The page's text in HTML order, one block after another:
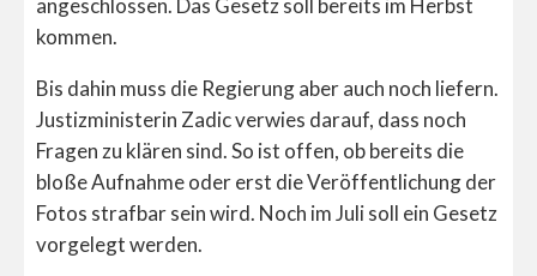
angeschlossen. Das Gesetz soll bereits im Herbst
kommen.
Bis dahin muss die Regierung aber auch noch liefern.
Justizministerin Zadic verwies darauf, dass noch
Fragen zu klären sind. So ist offen, ob bereits die
bloße Aufnahme oder erst die Veröffentlichung der
Fotos strafbar sein wird. Noch im Juli soll ein Gesetz
vorgelegt werden.